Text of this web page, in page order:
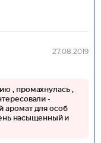
27.08.2019
, промахнулась ,
-
аромат для особ
насыщенный и